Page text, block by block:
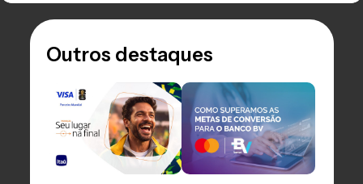
Outros destaques